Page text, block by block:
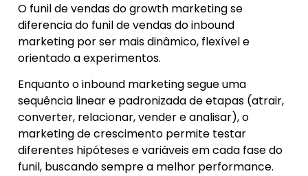
O funil de vendas do growth marketing se
diferencia do funil de vendas do inbound
marketing por ser mais dinâmico, flexível e
orientado a experimentos.
Enquanto o inbound marketing segue uma
sequência linear e padronizada de etapas (atrair,
converter, relacionar, vender e analisar), o
marketing de crescimento permite testar
diferentes hipóteses e variáveis em cada fase do
funil, buscando sempre a melhor performance.